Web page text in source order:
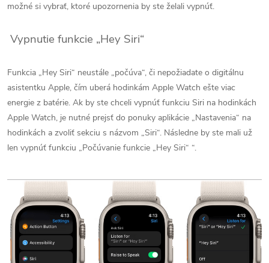
možné si vybrať, ktoré upozornenia by ste želali vypnúť.
Vypnutie funkcie „Hey Siri“
Funkcia „Hey Siri“ neustále „počúva“, či nepožiadate o digitálnu
asistentku Apple, čím uberá hodinkám Apple Watch ešte viac
energie z batérie. Ak by ste chceli vypnúť funkciu Siri na hodinkách
Apple Watch, je nutné prejsť do ponuky aplikácie „Nastavenia“ na
hodinkách a zvoliť sekciu s názvom „Siri“. Následne by ste mali už
len vypnúť funkciu „Počúvanie funkcie „Hey Siri“ “.